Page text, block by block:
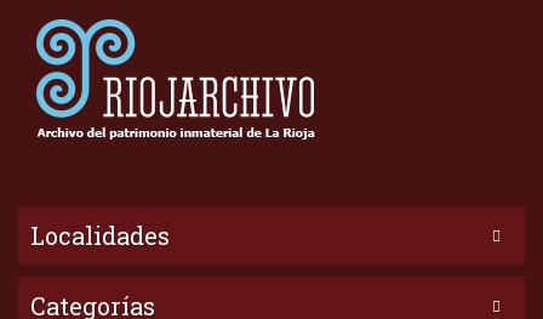
Localidades
Categorías